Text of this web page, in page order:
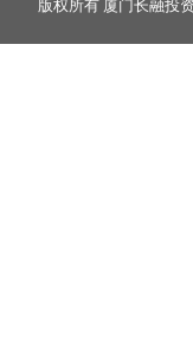
版权所有 厦门长融投